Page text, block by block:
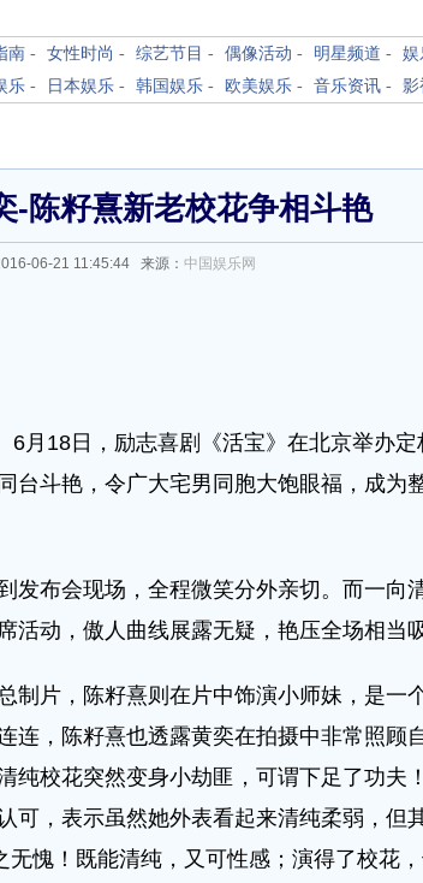
南 - 女性时尚 - 综艺节目 - 偶像活动 - 明星频道 - 娱
乐 - 日本娱乐 - 韩国娱乐 - 欧美娱乐 - 音乐资讯 - 影
-陈籽熹新老校花争相斗艳
06-21 11:45:44 来源： 中国娱乐网
6月18日，励志喜剧《活宝》在北京举办定
台斗艳，令广大宅男同胞大饱眼福，成为
布会现场，全程微笑分外亲切。而一向
活动，傲人曲线展露无疑，艳压全场相当
片，陈籽熹则在片中饰演小师妹，是一
，陈籽熹也透露黄奕在拍摄中非常照顾自
纯校花突然变身小劫匪，可谓下足了功夫
可，表示虽然她外表看起来清纯柔弱，但
无愧！既能清纯，又可性感；演得了校花